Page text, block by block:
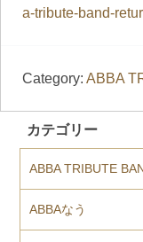
a-tribute-band-
Category: ABBA
カテゴリー
ABBA TRIBUTE
ABBAなう